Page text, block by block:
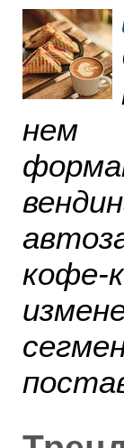
нем